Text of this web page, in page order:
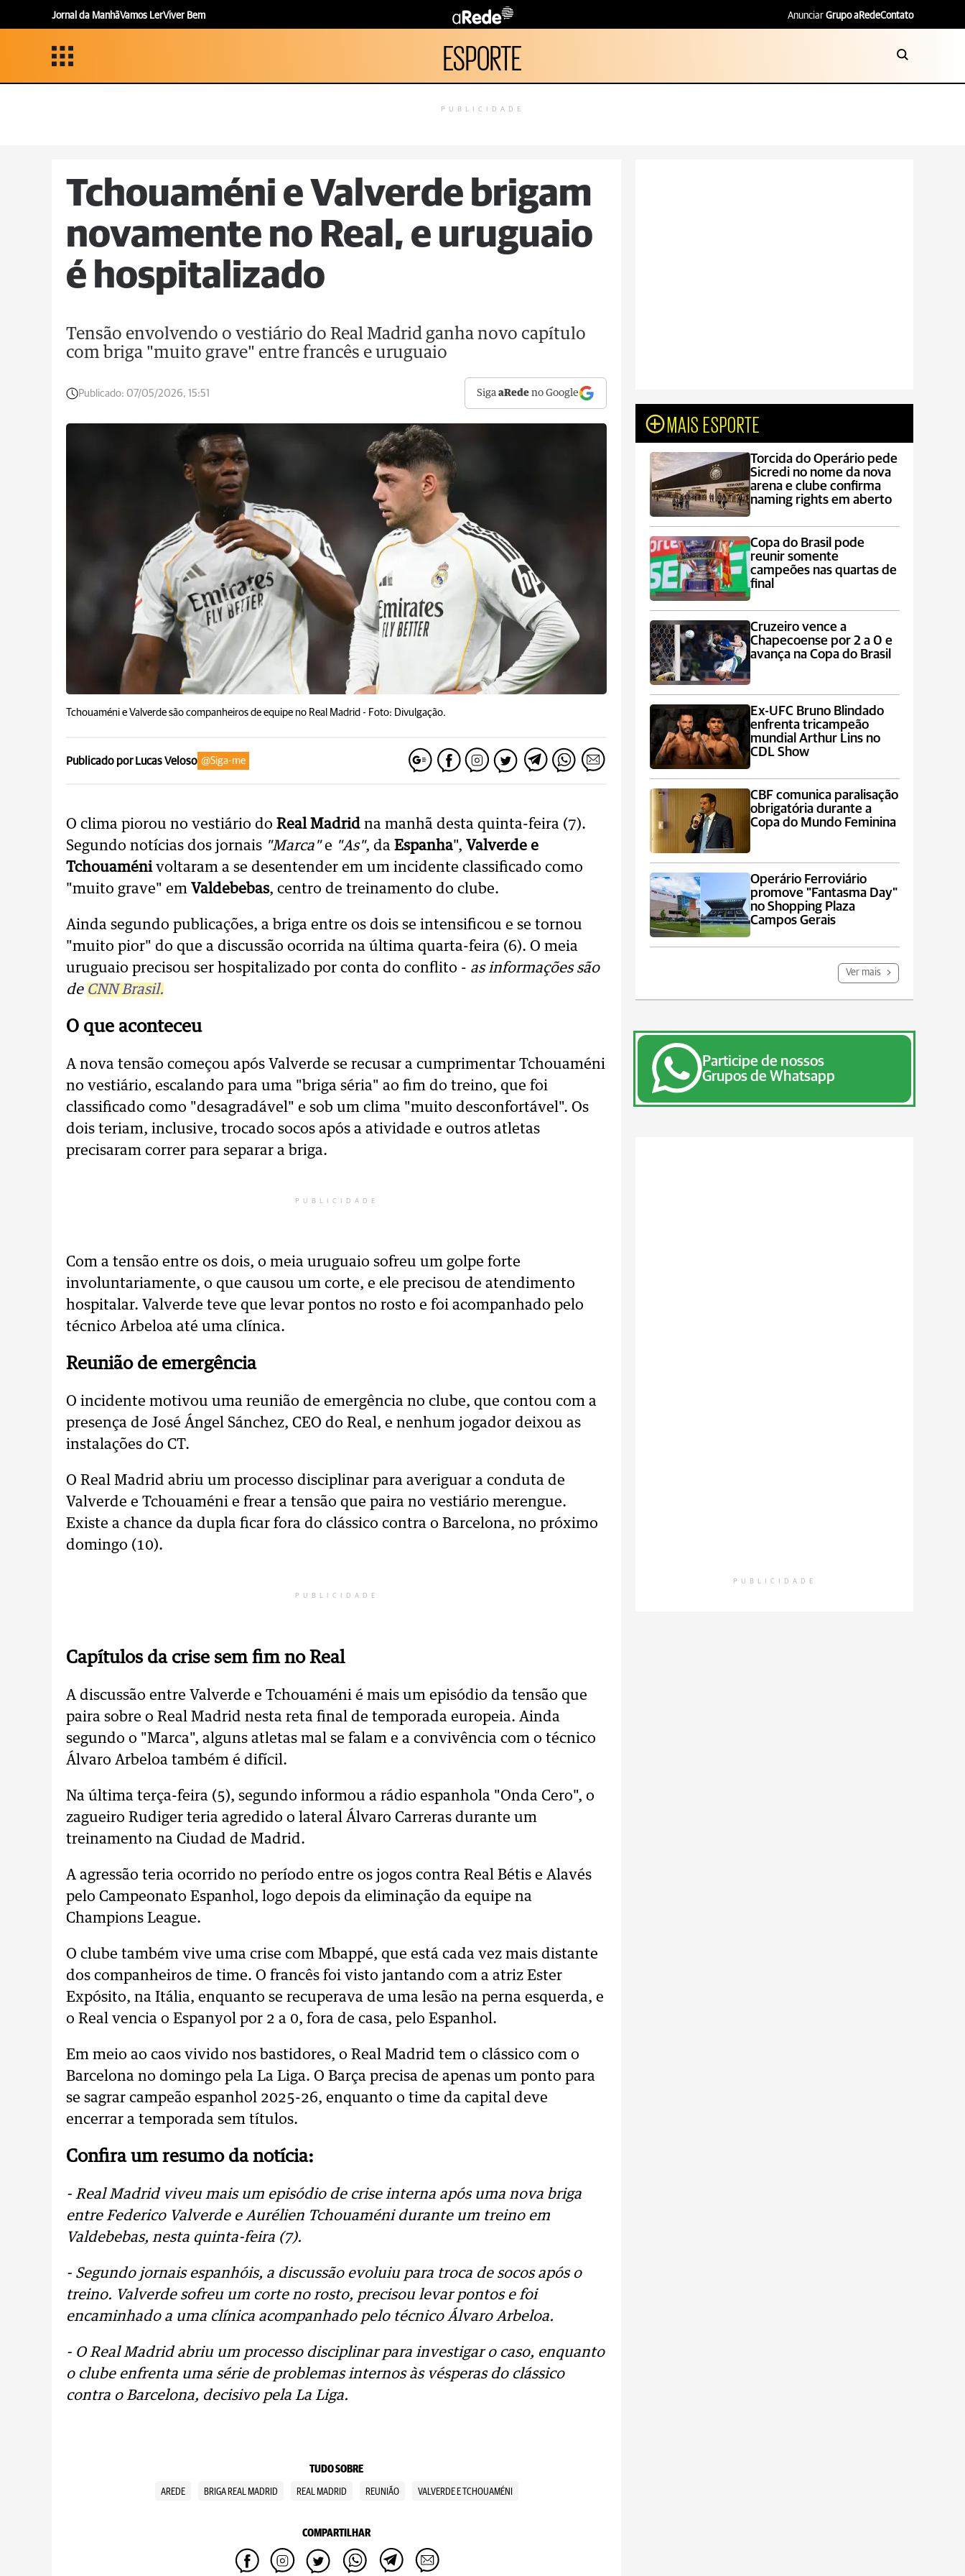
Jornal da ManhãVamos LerViver Bem Anunciar Grupo aRedeContato
ESPORTE
PUBLICIDADE
Tchouaméni e Valverde brigam
novamente no Real, e uruguaio
é hospitalizado
Tensão envolvendo o vestiário do Real Madrid ganha novo capítulo
com briga "muito grave" entre francês e uruguaio
Publicado: 07/05/2026, 15:51 SigaaRede no Google
Tchouaméni e Valverde são companheiros de equipe no Real Madrid - Foto: Divulgação.
Publicado por Lucas Veloso @Siga-me
O clima piorou no vestiário do Real Madrid na manhã desta quinta-feira (7).
Segundo notícias dos jornais "Marca"e "As", da Espanha", Valverde e
Tchouaménivoltaram a se desentender em um incidente classificado como
"muito grave" em Valdebebas, centro de treinamento do clube.
Ainda segundo publicações, a briga entre os dois se intensificou e se tornou
"muito pior" do que a discussão ocorrida na última quarta-feira (6). O meia
uruguaio precisou ser hospitalizado por conta do conflito - as informações são
de CNN Brasil.
O que aconteceu
A nova tensão começou após Valverde se recusar a cumprimentar Tchouaméni
no vestiário, escalando para uma "briga séria" ao fim do treino, que foi
classificado como "desagradável" e sob um clima "muito desconfortável". Os
dois teriam, inclusive, trocado socos após a atividade e outros atletas
precisaram correr para separar a briga.
PUBLICIDADE
Com a tensão entre os dois, o meia uruguaio sofreu um golpe forte
involuntariamente, o que causou um corte, e ele precisou de atendimento
hospitalar. Valverde teve que levar pontos no rosto e foi acompanhado pelo
técnico Arbeloa até uma clínica.
Reunião de emergência
O incidente motivou uma reunião de emergência no clube, que contou com a
presença de José Ángel Sánchez, CEO do Real, e nenhum jogador deixou as
instalações do CT.
O Real Madrid abriu um processo disciplinar para averiguar a conduta de
Valverde e Tchouaméni e frear a tensão que paira no vestiário merengue.
Existe a chance da dupla ficar fora do clássico contra o Barcelona, no próximo
domingo (10).
PUBLICIDADE
Capítulos da crise sem fim no Real
A discussão entre Valverde e Tchouaméni é mais um episódio da tensão que
paira sobre o Real Madrid nesta reta final de temporada europeia. Ainda
segundo o "Marca", alguns atletas mal se falam e a convivência com o técnico
Álvaro Arbeloa também é difícil.
Na última terça-feira (5), segundo informou a rádio espanhola "Onda Cero", o
zagueiro Rudiger teria agredido o lateral Álvaro Carreras durante um
treinamento na Ciudad de Madrid.
A agressão teria ocorrido no período entre os jogos contra Real Bétis e Alavés
pelo Campeonato Espanhol, logo depois da eliminação da equipe na
Champions League.
O clube também vive uma crise com Mbappé, que está cada vez mais distante
dos companheiros de time. O francês foi visto jantando com a atriz Ester
Expósito, na Itália, enquanto se recuperava de uma lesão na perna esquerda, e
o Real vencia o Espanyol por 2 a 0, fora de casa, pelo Espanhol.
Em meio ao caos vivido nos bastidores, o Real Madrid tem o clássico com o
Barcelona no domingo pela La Liga. O Barça precisa de apenas um ponto para
se sagrar campeão espanhol 2025-26, enquanto o time da capital deve
encerrar a temporada sem títulos.
Confira um resumo da notícia:
- Real Madrid viveu mais um episódio de crise interna após uma nova briga
entre Federico Valverde e Aurélien Tchouaméni durante um treino em
Valdebebas, nesta quinta-feira (7).
- Segundo jornais espanhóis, a discussão evoluiu para troca de socos após o
treino. Valverde sofreu um corte no rosto, precisou levar pontos e foi
encaminhado a uma clínica acompanhado pelo técnico Álvaro Arbeloa.
- O Real Madrid abriu um processo disciplinar para investigar o caso, enquanto
o clube enfrenta uma série de problemas internos às vésperas do clássico
contra o Barcelona, decisivo pela La Liga.
TUDO SOBRE
AREDE BRIGA REAL MADRID REAL MADRID REUNIÃO VALVERDE E TCHOUAMÉNI
COMPARTILHAR
MAIS ESPORTE
Torcida do Operário pede
Sicredi no nome da nova
arena e clube confirma
naming rights em aberto
Copa do Brasil pode
reunir somente
campeões nas quartas de
final
Cruzeiro vence a
Chapecoense por 2 a 0 e
avança na Copa do Brasil
Ex-UFC Bruno Blindado
enfrenta tricampeão
mundial Arthur Lins no
CDL Show
CBF comunica paralisação
obrigatória durante a
Copa do Mundo Feminina
Operário Ferroviário
promove "Fantasma Day"
no Shopping Plaza
Campos Gerais
Ver mais
Participe de nossos
Grupos de Whatsapp
PUBLICIDADE